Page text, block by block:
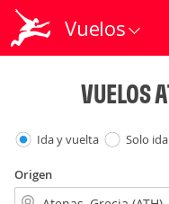
Vuelos
VUELOS
Ida y vuelta Solo ida
Origen